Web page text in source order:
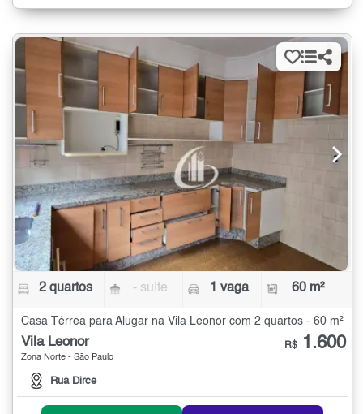
2 quartos - suíte 1 vaga 60 m²
Casa Térrea para Alugar na Vila Leonor com 2 quartos - 60 m²
Vila Leonor
Zona Norte - São Paulo
Rua Dirce
R$ 1.600